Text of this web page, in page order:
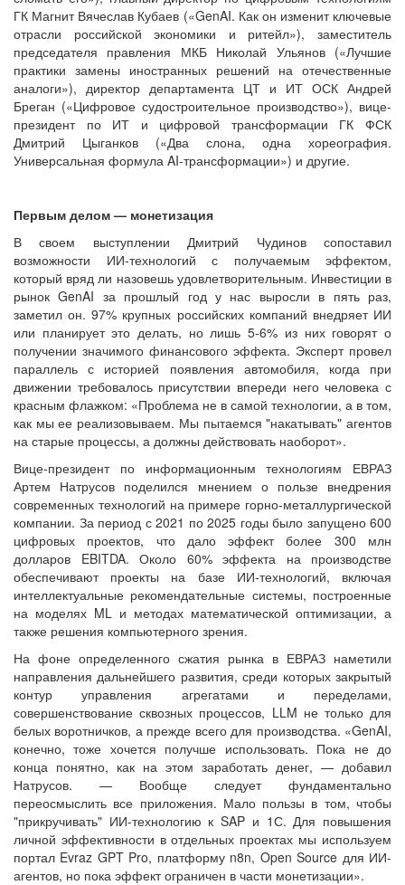
ГК Магнит Вячеслав Кубаев («GenAI. Как он изменит ключевые
отрасли российской экономики и ритейл»), заместитель
председателя правления МКБ Николай Ульянов («Лучшие
практики замены иностранных решений на отечественные
аналоги»), директор департамента ЦТ и ИТ ОСК Андрей
Бреган («Цифровое судостроительное производство»), вице-
президент по ИТ и цифровой трансформации ГК ФСК
Дмитрий Цыганков («Два слона, одна хореография.
Универсальная формула AI-трансформации») и другие.
Первым делом — монетизация
В своем выступлении Дмитрий Чудинов сопоставил
возможности ИИ-технологий с получаемым эффектом,
который вряд ли назовешь удовлетворительным. Инвестиции в
рынок GenAI за прошлый год у нас выросли в пять раз,
заметил он. 97% крупных российских компаний внедряет ИИ
или планирует это делать, но лишь 5-6% из них говорят о
получении значимого финансового эффекта. Эксперт провел
параллель с историей появления автомобиля, когда при
движении требовалось присутствии впереди него человека с
красным флажком: «Проблема не в самой технологии, а в том,
как мы ее реализовываем. Мы пытаемся "накатывать" агентов
на старые процессы, а должны действовать наоборот».
Вице-президент по информационным технологиям ЕВРАЗ
Артем Натрусов поделился мнением о пользе внедрения
современных технологий на примере горно-металлургической
компании. За период с 2021 по 2025 годы было запущено 600
цифровых проектов, что дало эффект более 300 млн
долларов EBITDA. Около 60% эффекта на производстве
обеспечивают проекты на базе ИИ-технологий, включая
интеллектуальные рекомендательные системы, построенные
на моделях ML и методах математической оптимизации, а
также решения компьютерного зрения.
На фоне определенного сжатия рынка в ЕВРАЗ наметили
направления дальнейшего развития, среди которых закрытый
контур управления агрегатами и переделами,
совершенствование сквозных процессов, LLM не только для
белых воротничков, а прежде всего для производства. «GenAI,
конечно, тоже хочется получше использовать. Пока не до
конца понятно, как на этом заработать денег, — добавил
Натрусов. — Вообще следует фундаментально
переосмыслить все приложения. Мало пользы в том, чтобы
"прикручивать" ИИ-технологию к SAP и 1С. Для повышения
личной эффективности в отдельных проектах мы используем
портал Evraz GPT Pro, платформу n8n, Open Source для ИИ-
агентов, но пока эффект ограничен в части монетизации».